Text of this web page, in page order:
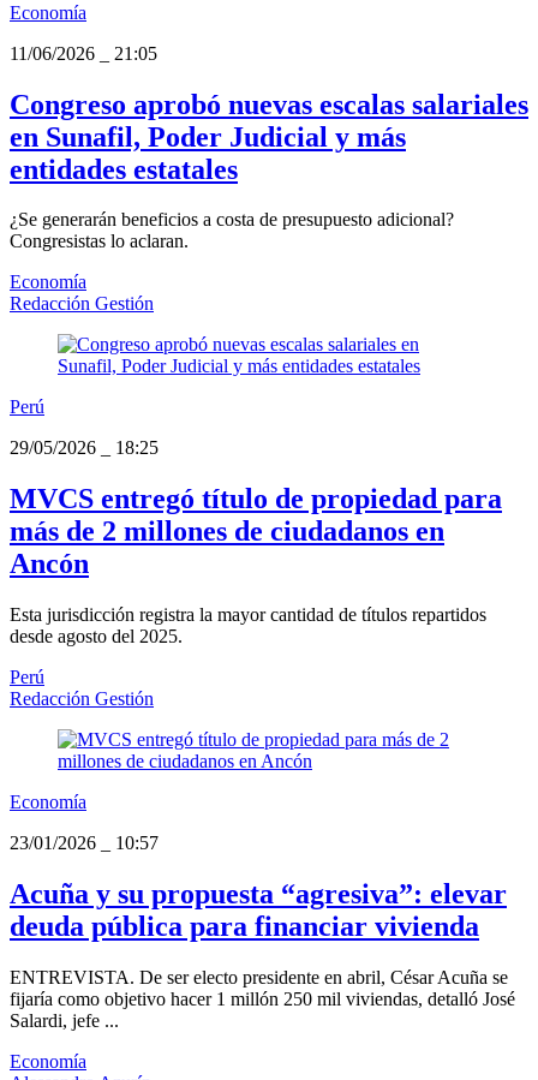
Economía
11/06/2026
21:05
Congreso aprobó nuevas escalas salariales
en Sunafil, Poder Judicial y más
entidades estatales
¿Se generarán beneficios a costa de presupuesto adicional?
Congresistas lo aclaran.
Economía
Redacción Gestión
Perú
29/05/2026
18:25
MVCS entregó título de propiedad para
más de 2 millones de ciudadanos en
Ancón
Esta jurisdicción registra la mayor cantidad de títulos repartidos
desde agosto del 2025.
Perú
Redacción Gestión
Economía
23/01/2026
10:57
Acuña y su propuesta “agresiva”: elevar
deuda pública para financiar vivienda
ENTREVISTA. De ser electo presidente en abril, César Acuña se
fijaría como objetivo hacer 1 millón 250 mil viviendas, detalló José
Salardi, jefe ...
Economía